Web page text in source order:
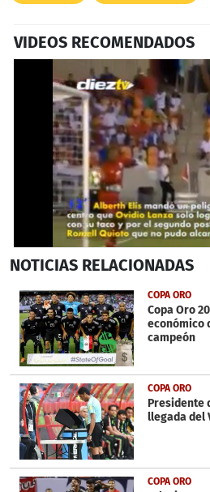
VIDEOS RECOMENDADOS
seconds
1
minute,
24
seconds
NOTICIAS RELACIONADAS
COPA ORO
Copa Oro
económico
campeón
COPA ORO
Presidente
llegada del
COPA ORO